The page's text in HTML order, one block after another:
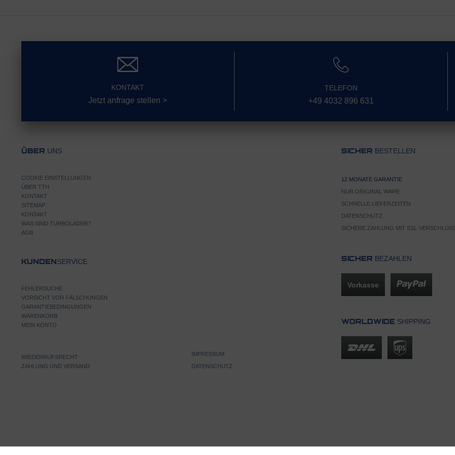
KONTAKT
Jetzt anfrage stellen >
TELEFON
+49 4032 896 631
ÜBER UNS
COOKIE EINSTELLUNGEN
ÜBER TTH
KONTAKT
SITEMAP
KONTAKT
WAS SIND TURBOLADER?
AGB
KUNDENSERVICE
FEHLERSUCHE
VORSICHT VOR FÄLSCHUNGEN
GARANTIEBEDINGUNGEN
WARENKORB
MEIN KONTO
WIEDERRUFSRECHT
ZAHLUNG UND VERSAND
IMPRESSUM
DATENSCHUTZ
SICHER BESTELLEN
12 MONATE GARANTIE
NUR ORIGINAL WARE
SCHNELLE LIEFERZEITEN
DATENSCHUTZ
SICHERE ZAHLUNG MIT SSL-
SICHER BEZAHLEN
Vorkasse
WORLDWIDE SHIPPING